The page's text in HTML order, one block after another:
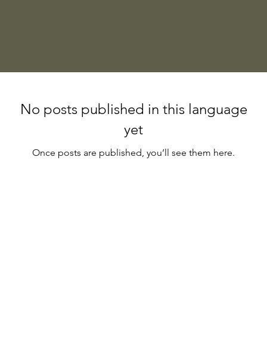
No posts published in this language
yet
Once posts are published, you’ll see them here.